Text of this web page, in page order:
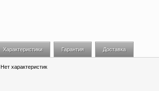
Характеристики Гарантия Доставка
Нет характеристик